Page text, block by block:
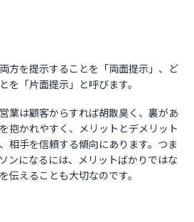
方を提示することを「両面提示」、ど
を「片面提示」と呼びます。
業は顧客からすれば胡散臭く、裏があ
抱かれやすく、メリットとデメリット
相手を信頼する傾向にあります。つま
ンになるには、メリットばかりではな
伝えることも大切なのです。